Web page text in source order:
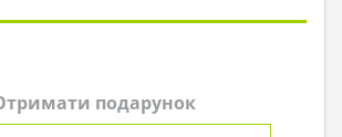
подарунок